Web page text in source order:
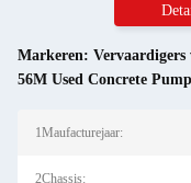
Markeren:
56M Used Concrete
1Maufacturejaar:
2Chassis: